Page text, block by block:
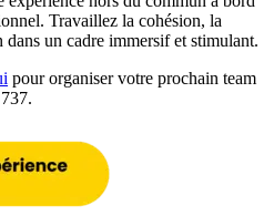
Travaillez la cohésion, la
un cadre immersif et stimulant.
pour organiser votre prochain team